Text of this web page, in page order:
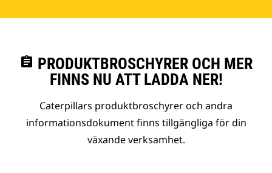
assignment PRODUKTBROSCHYRER OCH MER
FINNS NU ATT LADDA NER!
Caterpillars produktbroschyrer och andra
informationsdokument finns tillgängliga för din
växande verksamhet.